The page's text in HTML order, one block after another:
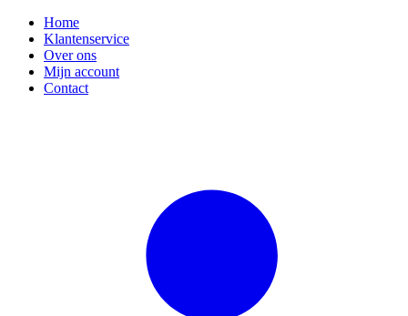
Home
Klantenservice
Over ons
Mijn account
Contact